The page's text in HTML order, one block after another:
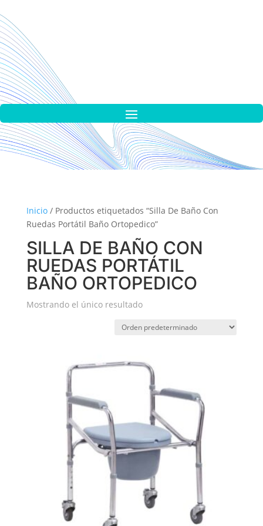
Inicio/ Productos etiquetados “Silla De Baño Con
Ruedas Portátil Baño Ortopedico”
SILLA DE BAÑO CON
RUEDAS PORTÁTIL
BAÑO ORTOPEDICO
Mostrando el único resultado